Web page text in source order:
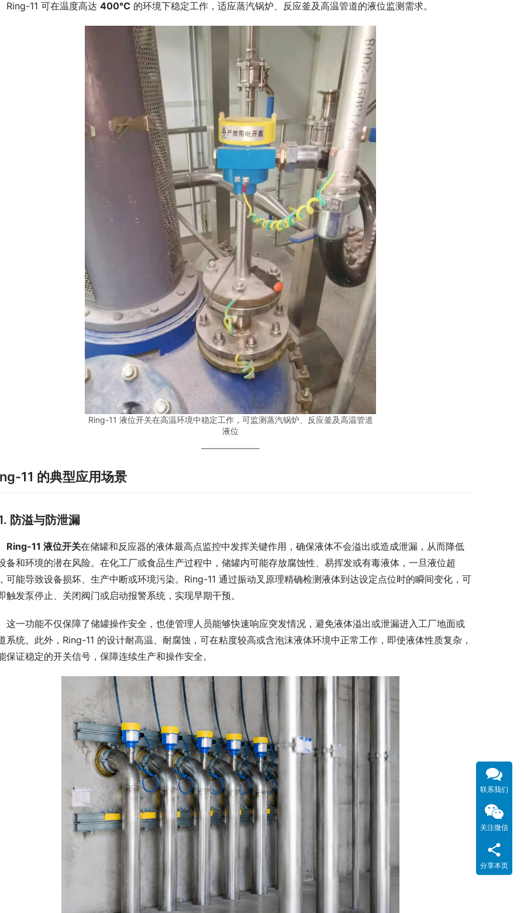
11 可在温度高达 400°C 的环境下稳定工作，适应蒸汽锅炉、反应釜及高温管道的液位监测需求。
Ring-11 液位开关在高温环境中稳定工作，可监测蒸汽锅炉、反应釜及高温管道
液位
11 的典型应用场景
防溢与防泄漏
Ring-11 液位开关在储罐和反应器的液体最高点监控中发挥关键作用，确保液体不会溢出或造成泄漏，从而降低
备和环境的潜在风险。在化工厂或食品生产过程中，储罐内可能存放腐蚀性、易挥发或有毒液体，一旦液位超
可能导致设备损坏、生产中断或环境污染。Ring-11 通过振动叉原理精确检测液体到达设定点位时的瞬间变化，可
触发泵停止、关闭阀门或启动报警系统，实现早期干预。
功能不仅保障了储罐操作安全，也使管理人员能够快速响应突发情况，避免液体溢出或泄漏进入工厂地面或
系统。此外，Ring-11 的设计耐高温、耐腐蚀，可在粘度较高或含泡沫液体环境中正常工作，即使液体性质复杂，
保证稳定的开关信号，保障连续生产和操作安全。
联系我们
关注微信
分享本页